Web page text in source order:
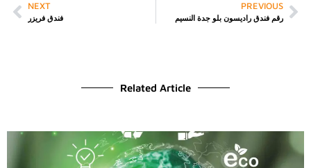
PREVIOUS
رقم فندق راديسون بلو جدة النسيم
NEXT
فندق فريزر
Related Article